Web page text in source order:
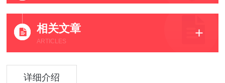
相关文章
ARTICLES
详细介绍